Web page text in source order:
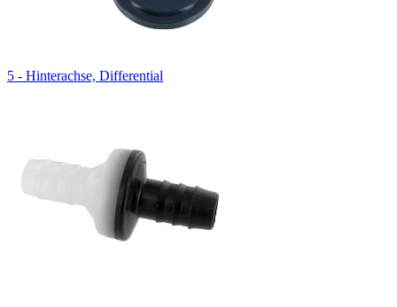
5 - Hinterachse, Differential